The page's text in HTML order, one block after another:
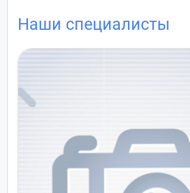
Наши специалисты